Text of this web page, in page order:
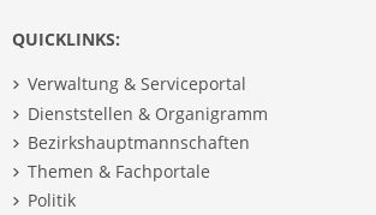
QUICKLINKS:
Verwaltung & Serviceportal
Dienststellen & Organigramm
Bezirkshauptmannschaften
Themen & Fachportale
Politik